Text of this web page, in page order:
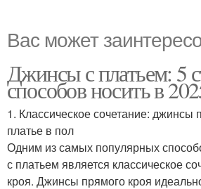
Вас может
Джинсы с платьем: 5
способов носить в
1. Классическое сочетание: джинсы
платье в пол
Одним из самых популярных
с платьем является классическое
кроя. Джинсы прямого кроя